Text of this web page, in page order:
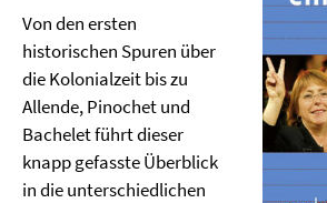
Von den ersten
historischen Spuren über
die Kolonialzeit bis zu
Allende, Pinochet und
Bachelet führt dieser
knapp gefasste Überblick
in die unterschiedlichen